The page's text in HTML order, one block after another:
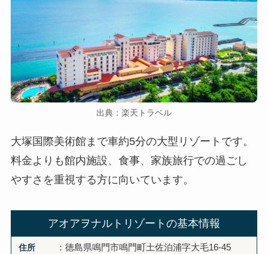
出典：楽天トラベル
大塚国際美術館まで車約5分の大型リゾートです。
料金よりも館内施設、食事、家族旅行での過ごし
やすさを重視する方に向いています。
アオアヲナルトリゾートの基本情報
住所 ：徳島県鳴門市鳴門町土佐泊浦字大毛16-45